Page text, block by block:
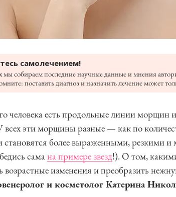
самолечением!
мы собираем последние научные данные и мнения
поставить диагноз и назначить лечение может
человека есть продольные линии морщин
эти морщины разные — как по
становятся более выраженными, резкими и
самана примере звезд!). О том,
возрастные изменения и преобразить
и косметолог Катерина